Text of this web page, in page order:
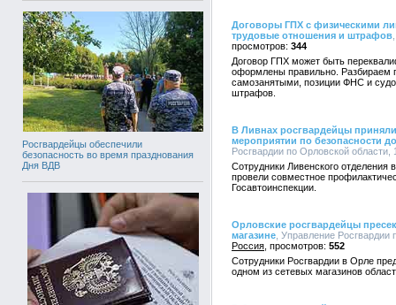
Росгвардейцы обеспечили
безопасность во время празднования
Дня ВДВ
Договоры ГПХ с физическими
трудовые отношения и штрафов
344
Договор ГПХ может быть
оформлены правильно. Разбираем
самозанятыми, позиции ФНС и
штрафов.
В Ливнах росгвардейцы
мероприятии по безопасности
Росгвардии по Орловской
Сотрудники Ливенского отделения
провели совместное
Госавтоинспекции.
Орловские росгвардейцы
магазине , Управление
Россия
552
Сотрудники Росгвардии в Орле
одном из сетевых магазинов